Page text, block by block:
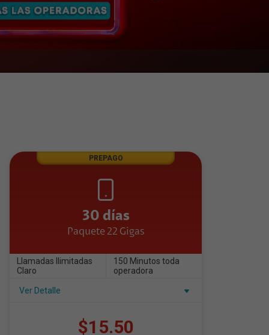
PREPAGO
30 días
Paquete 22 Gigas
Llamadas Ilimitadas
Claro
150 Minutos toda
operadora
Ver Detalle
$15.50